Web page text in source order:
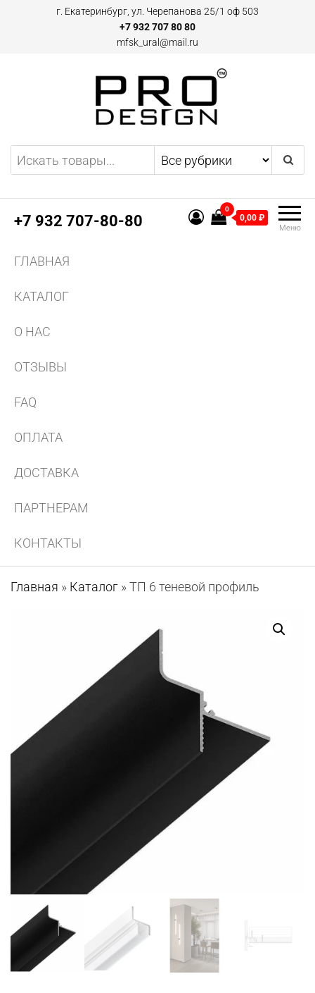
г. Екатеринбург, ул. Черепанова 25/1 оф 503
+7 932 707 80 80
mfsk_ural@mail.ru
Двери и плинтусы скрытого
монтажа Pro Design в
Екатеринбурге
Предоставляем
эксклюзивные предложения
скрытого монтажа, а также
другим профилям и
конструкциям из алюминия.
+7 932 707-80-80 Меню
0
0,00 ₽
ГЛАВНАЯ
КАТАЛОГ
О НАС
ОТЗЫВЫ
FAQ
ОПЛАТА
ДОСТАВКА
ПАРТНЕРАМ
КОНТАКТЫ
Главная » Каталог »ТП 6 теневой профиль